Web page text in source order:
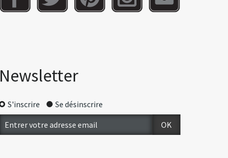
Newsletter
S'inscrire Se désinscrire